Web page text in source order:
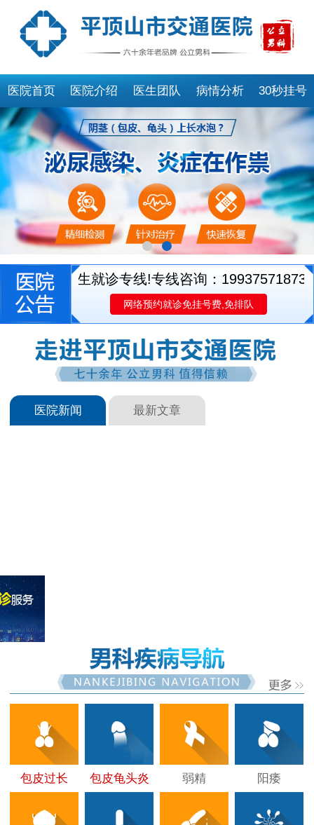
医院首页 医院介绍 医生团队 病情分析 30秒挂号
别开通医生就诊专线!专线咨询：19937571873平
网络预约就诊免挂号费,免排队
医院新闻 最新文章
包皮过长 包皮龟头炎 弱精 阳痿